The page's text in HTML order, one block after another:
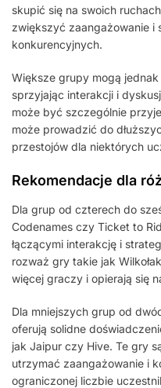
skupić się na swoich
zwiększyć zaangażowanie i
konkurencyjnych.
Większe grupy mogą
sprzyjając interakcji i
może być szczególnie
może prowadzić do
przestojów dla niektórych
Rekomendacje dla
Dla grup od czterech do
Codenames czy Ticket to
łączącymi interakcję i
rozważ gry takie jak
więcej graczy i opierają się
Dla mniejszych grup od
oferują solidne
jak Jaipur czy Hive. Te gry
utrzymać zaangażowanie i
ograniczonej liczbie